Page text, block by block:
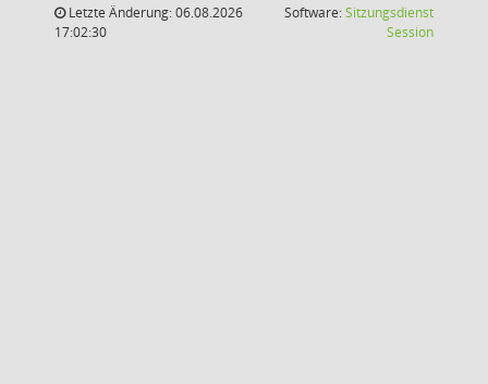
Letzte Änderung: 06.08.2026
17:02:30
Software:Sitzungsdienst
Session(Wird in